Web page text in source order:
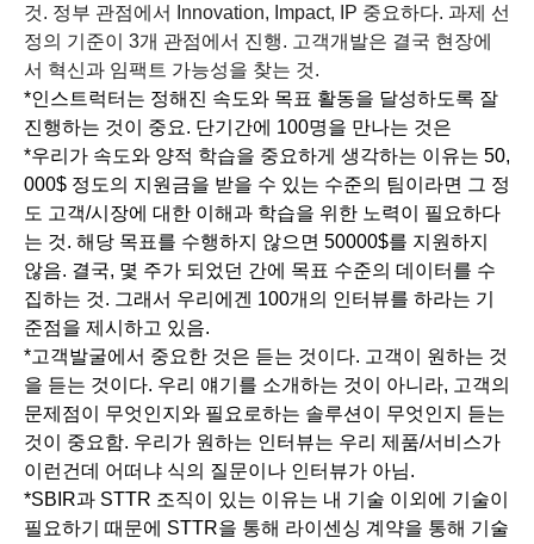
것. 정부 관점에서
Innovation, Impact, IP 중요하다. 과제 선
정의 기준이 3개 관점에서 진행. 고객개발은 결국 현장에
서 혁신과 임팩트 가능성을 찾는 것.
*인스트럭터는 정해진 속도와 목표 활동을 달성하도록 잘
진행하는 것이 중요. 단기간에 100명을 만나는 것은
*우리가 속도와 양적 학습을 중요하게 생각하는 이유는 50,
000$ 정도의 지원금을 받을 수 있는 수준의 팀이라면 그 정
도 고객/시장에 대한 이해과 학습을 위한 노력이 필요하다
는 것. 해당 목표를 수행하지 않으면 50000$를 지원하지
않음. 결국, 몇 주가 되었던 간에 목표 수준의 데이터를 수
집하는 것. 그래서 우리에겐 100개의 인터뷰를 하라는 기
준점을 제시하고 있음.
*고객발굴에서 중요한 것은 듣는 것이다. 고객이 원하는 것
을 듣는 것이다. 우리 얘기를 소개하는 것이 아니라, 고객의
문제점이 무엇인지와 필요로하는 솔루션이 무엇인지 듣는
것이 중요함. 우리가 원하는 인터뷰는 우리 제품/서비스가
이런건데 어떠냐 식의 질문이나 인터뷰가 아님.
*SBIR과 STTR 조직이 있는 이유는 내 기술 이외에 기술이
필요하기 때문에 STTR을 통해 라이센싱 계약을 통해 기술